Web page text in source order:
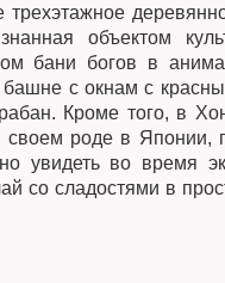
трехэтажное
объектом
бани богов в
с окнам с
Кроме того, в
роде в Японии,
увидеть во время
со сладостями в